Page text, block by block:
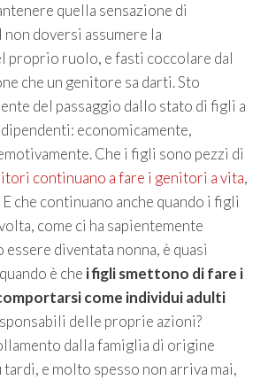
quella sensazione di
doversi assumere la
proprio ruolo, e fasti coccolare dal
che un genitore sa darti. Sto
del passaggio dallo stato di figli a
economicamente,
Che i figli sono pezzi di
continuano a fare i genitori a vita,
che continuano anche quando i figli
come ci ha sapientemente
essere diventata nonna, è quasi
è che i figli smettono di fare i
come individui adulti
delle proprie azioni?
dalla famiglia di origine
e molto spesso non arriva mai,